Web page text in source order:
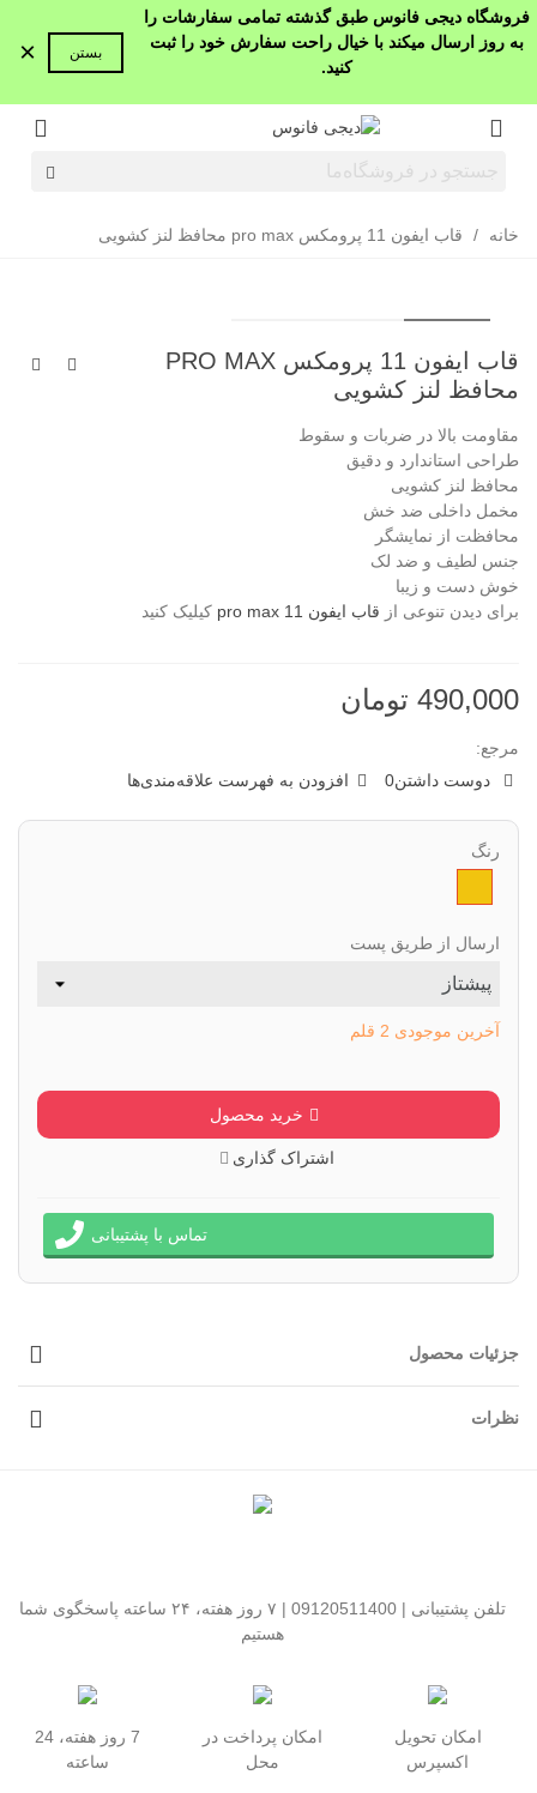
فروشگاه دیجی فانوس طبق گذشته تمامی سفارشات را
به روز ارسال میکند با خیال راحت سفارش خود را ثبت
کنید.
بستن ×
خانه / قاب ایفون 11 پرومکس pro max محافظ لنز کشویی
قاب ایفون 11 پرومکس PRO MAX
محافظ لنز کشویی
مقاومت بالا در ضربات و سقوط
طراحی استاندارد و دقیق
محافظ لنز کشویی
مخمل داخلی ضد خش
محافظت از نمایشگر
جنس لطیف و ضد لک
خوش دست و زیبا
برای دیدن تنوعی از قاب ایفون 11 pro max کیلیک کنید
490,000 تومان
مرجع:
دوست داشتن0 افزودن به فهرست علاقه‌مندی‌ها
رنگ
ارسال از طریق پست
آخرین موجودی 2 قلم
خرید محصول
اشتراک گذاری
تماس با پشتیبانی
جزئیات محصول
نظرات
تلفن پشتیبانی | 09120511400 | ۷ روز هفته، ۲۴ ساعته پاسخگوی شما
هستیم
امکان تحویل
اکسپرس
امکان پرداخت در
محل
7 روز هفته، 24
ساعته